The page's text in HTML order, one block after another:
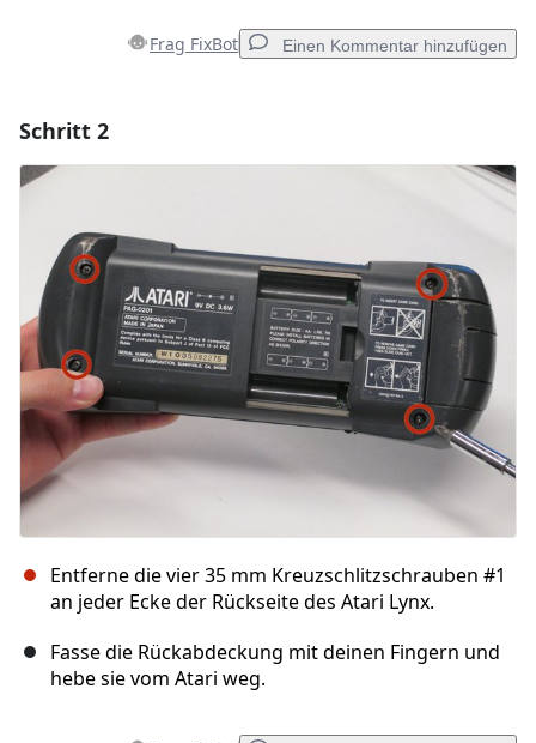
Frag FixBot Einen Kommentar hinzufügen
Abbrechen Kommentieren
Schritt 2
Entferne die vier 35 mm Kreuzschlitzschrauben #1
an jeder Ecke der Rückseite des Atari Lynx.
Fasse die Rückabdeckung mit deinen Fingern und
hebe sie vom Atari weg.